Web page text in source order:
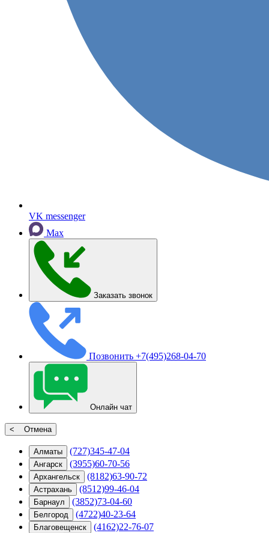
VK messenger
Max
Заказать звонок
Позвонить +7(495)268-04-70
Онлайн чат
< Отмена
Алматы (727)345-47-04
Ангарск (3955)60-70-56
Архангельск (8182)63-90-72
Астрахань (8512)99-46-04
Барнаул (3852)73-04-60
Белгород (4722)40-23-64
Благовещенск (4162)22-76-07